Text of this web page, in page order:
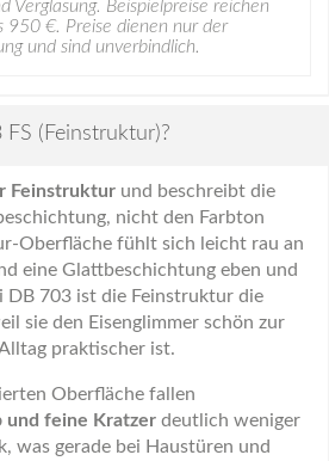
Verglasung. Beispielpreise reichen
950 €. Preise dienen nur der
und sind unverbindlich.
(Feinstruktur)?
Feinstruktur und beschreibt die
nicht den Farbton
Oberfläche fühlt sich leicht rau an
eine Glattbeschichtung eben und
DB 703 ist die Feinstruktur die
sie den Eisenglimmer schön zur
praktischer ist.
Oberfläche fallen
und feine Kratzer deutlich weniger
was gerade bei Haustüren und